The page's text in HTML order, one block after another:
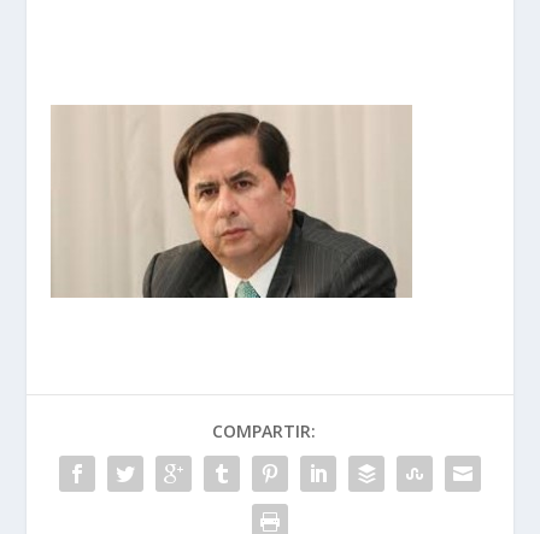
COMPARTIR: